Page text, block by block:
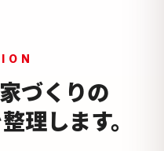
づくりの
理します。